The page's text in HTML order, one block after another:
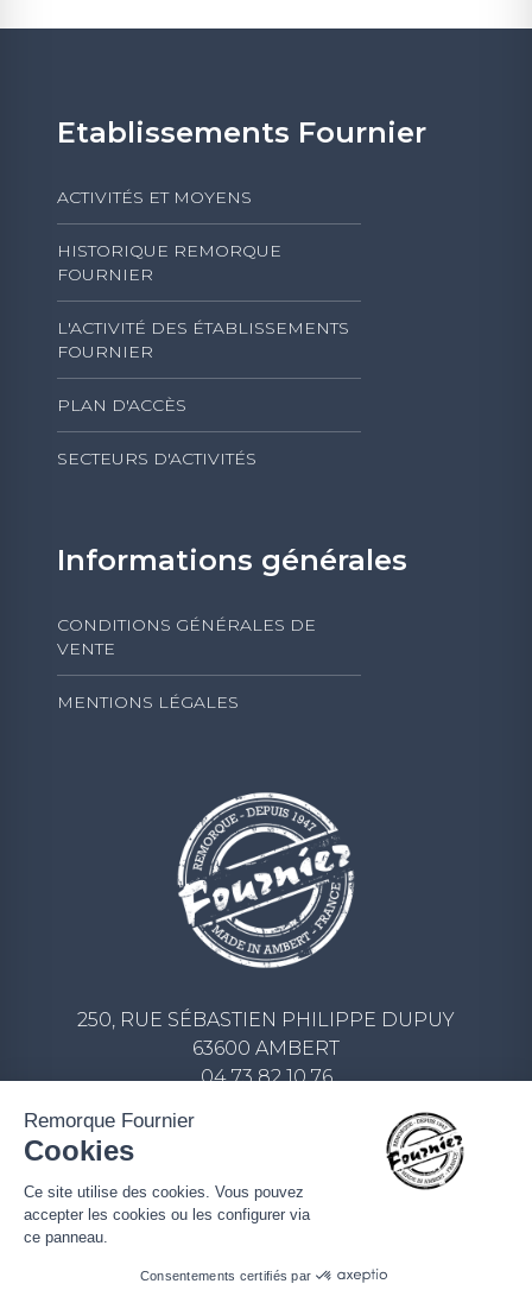
Etablissements Fournier
ACTIVITÉS ET MOYENS
HISTORIQUE REMORQUE
FOURNIER
L'ACTIVITÉ DES ÉTABLISSEMENTS
FOURNIER
PLAN D'ACCÈS
SECTEURS D'ACTIVITÉS
Informations générales
CONDITIONS GÉNÉRALES DE
VENTE
MENTIONS LÉGALES
250, RUE SÉBASTIEN PHILIPPE DUPUY
63600 AMBERT
04 73 82 10 76
ECRIVEZ-NOUS UN MESSAGE
Remorque Fournier
Cookies
Ce site utilise des cookies. Vous pouvez
accepter les cookies ou les configurer via
ce panneau.
Consentements certifiés par